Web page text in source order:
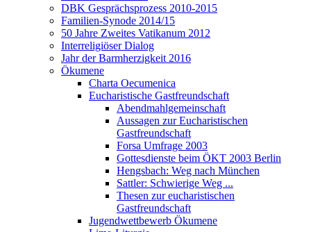
DBK Gesprächsprozess 2010-2015
Familien-Synode 2014/15
50 Jahre Zweites Vatikanum 2012
Interreligiöser Dialog
Jahr der Barmherzigkeit 2016
Ökumene
Charta Oecumenica
Eucharistische Gastfreundschaft
Abendmahlgemeinschaft
Aussagen zur Eucharistischen
Gastfreundschaft
Forsa Umfrage 2003
Gottesdienste beim ÖKT 2003 Berlin
Hengsbach: Weg nach München
Sattler: Schwierige Weg ...
Thesen zur eucharistischen
Gastfreundschaft
Jugendwettbewerb Ökumene